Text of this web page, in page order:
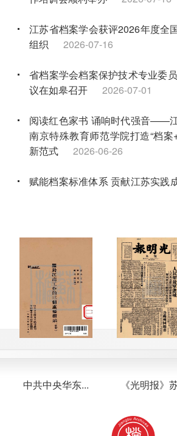
江苏省档案学会获评2026年度全
组织
2026-07-16
省档案学会档案保护技术专业委
议在如皋召开
2026-07-01
阅读红色家书 诵响时代强音——
南京特殊教育师范学院打造“档案
新范式
2026-06-26
赋能档案标准体系 贡献江苏实
江苏省档案馆2026年度国家档案
省数字档案中心召开“人工智
用”专题研讨会
2026-06-15
中共中央华东... 《光明报》苏...